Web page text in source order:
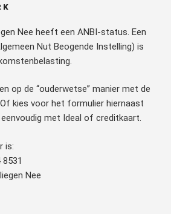
Nee heeft een ANBI-status. Een
Nut Beogende Instelling) is
op de “ouderwetse” manier met de
kies voor het formulier hiernaast
met Ideal of creditkaart.
is:
Nee